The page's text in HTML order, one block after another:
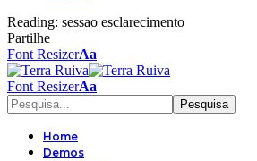
Reading: sessao esclarecimento
Partilhe
Font ResizerAa
Font ResizerAa
Home
Demos